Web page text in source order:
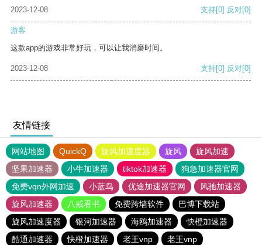
2023-12-08 支持[0] 反对[0]
游客
这款app的游戏非常好玩，可以让我消磨时间。
2023-12-08 支持[0] 反对[0]
友情链接
网站地图 QuickQ 旋风加速度器 旋风
旋风加速
坚果加速器
小牛加速器 tiktok加速器
狗急加速器官网
免费vqn外网加速
小蓝鸟 优途加速器官网
风驰加速器
旋风加速器
八戒看书 免费跨墙软件
巴博下载站
旋风加速度器
银河加速器 海鸥加速器
快橙加速器
酷通加速器
快橙加速器 老王vnp 老王vnp